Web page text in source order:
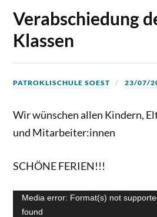
Verabschiedung
Klassen
PATROKLISCHULE SOEST 23/07/
Wir wünschen allen Kindern,
und Mitarbeiter:innen
SCHÖNE FERIEN!!!
Video-
Player
Media error: Format(s) not
found